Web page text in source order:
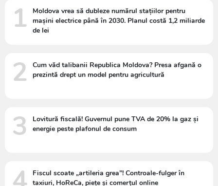
1
Moldova vrea să dubleze numărul stațiilor pentru
mașini electrice până în 2030. Planul costă 1,2 miliarde
de lei
2
Cum văd talibanii Republica Moldova? Presa afgană o
prezintă drept un model pentru agricultură
3
Lovitură fiscală! Guvernul pune TVA de 20% la gaz și
energie peste plafonul de consum
Fiscul scoate „artileria grea”! Controale-fulger în
taxiuri, HoReCa, piețe și comerțul online